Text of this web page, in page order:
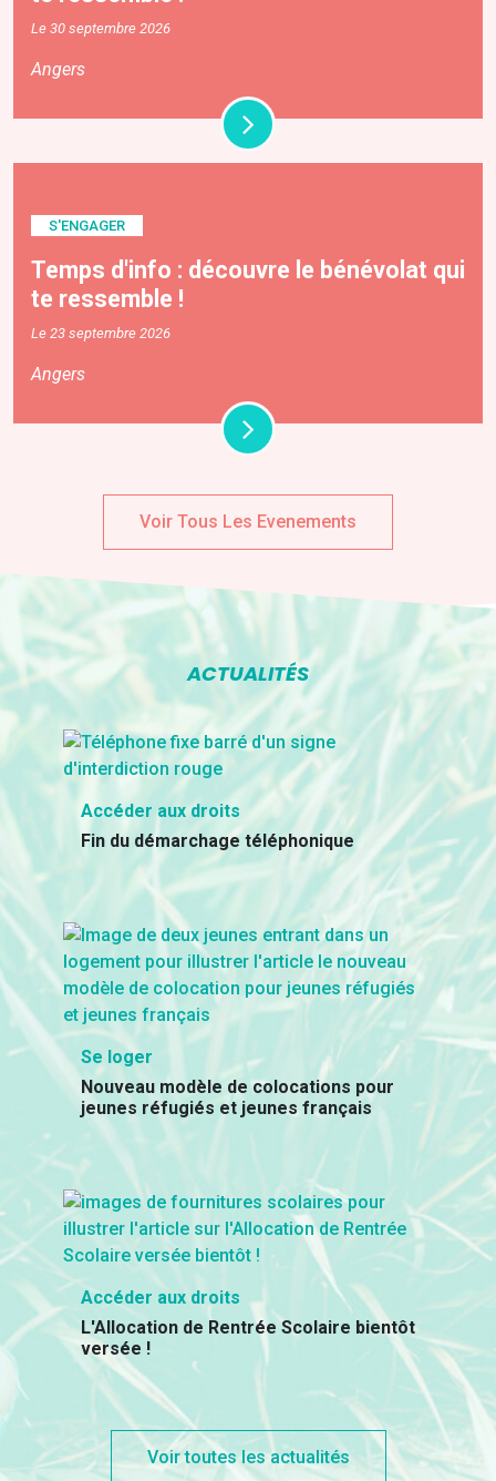
Le 30 septembre 2026
Angers
S'ENGAGER
Temps d'info : découvre le bénévolat qui
te ressemble !
Le 23 septembre 2026
Angers
Voir Tous Les Evenements
ACTUALITÉS
Accéder aux droits
Fin du démarchage téléphonique
Se loger
Nouveau modèle de colocations pour
jeunes réfugiés et jeunes français
Accéder aux droits
L'Allocation de Rentrée Scolaire bientôt
versée !
Voir toutes les actualités